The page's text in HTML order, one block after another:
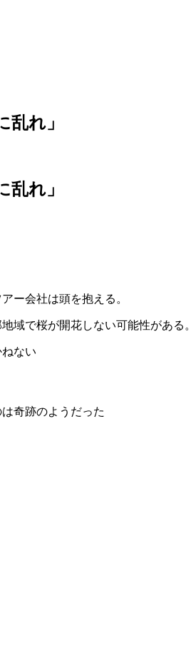
れ」
れ」
ー会社は頭を抱える。
域で桜が開花しない可能性がある。
ない
奇跡のようだった